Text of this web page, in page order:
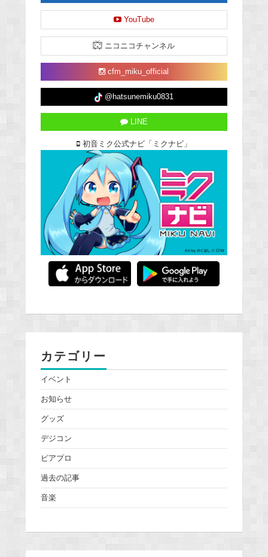
YouTube
ニコニコチャンネル
cfm_miku_official
@hatsunemiku0831
LINE
初音ミク公式ナビ「ミクナビ」
カテゴリー
イベント
お知らせ
グッズ
デジコン
ピアプロ
過去の記事
音楽